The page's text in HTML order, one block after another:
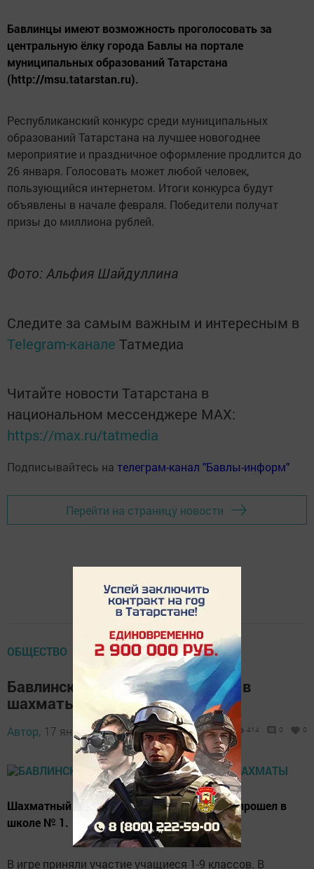
Бавлинцы имеют возможность проголосовать за
центральную ёлку города Бавлы на портале
муниципальных образований Татарстана
(http://msu.tatarstan.ru).
Республиканский конкурс среди муниципальных
образований Татарстана на лучшее новогоднее
мероприятие и праздничное оформление продлится до
26 января. Голосовать может любой человек,
пользующийся интернетом. Итоги конкурса будут
объявлены в начале февраля. Победители получат
призы до миллиона рублей.
Фото: Альфия Шайдуллина
Следите за самым важным и интересным в
Telegram-канале Татмедиа
Читайте новости Татарстана в
национальном мессенджере MАХ:
https://max.ru/tatmedia
Подписывайтесь на телеграм-канал "Бавлы-информ"
Перейти на страницу новости
ОБЩЕСТВО
Бавлинские школьники сыграли в
шахматы
Автор, 17 января 2017 - 10:34 414 0 0
Шахматный турнир на переходящий кубок прошел в
школе № 1.
В игре приняли участие учащиеся 1-9 классов. В